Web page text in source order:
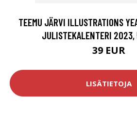
TEEMU JÄRVI ILLUSTRATIONS
JULISTEKALENTERI
39 EUR
LISÄTIETOJA